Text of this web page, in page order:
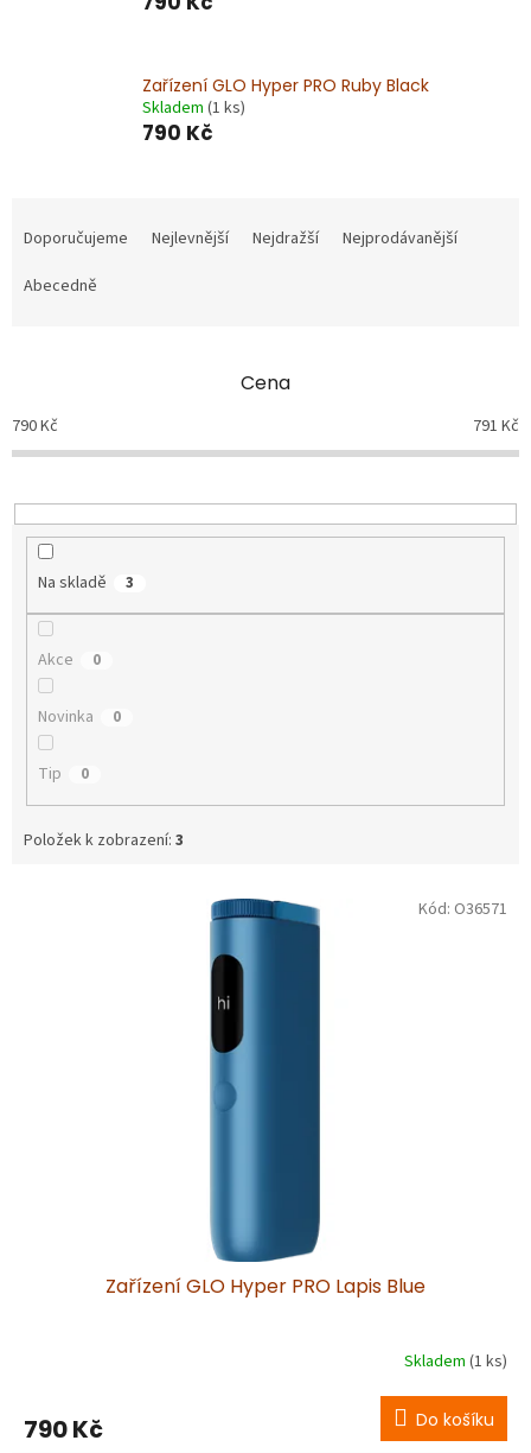
Zařízení GLO Hyper PRO Ruby Black
Skladem (1 ks)
790 Kč
a
e
o
d
k
t
Doporučujeme Nejlevnější Nejdražší
Nejprodávanější
Abecedně
Cena
790Kč 791 Kč
Na skladě 3
Akce 0
Novinka 0
Tip 0
Položek k zobrazení: 3
Zařízení GLO Hyper PRO Lapis Blue
Skladem (1 ks)
790 Kč Do košíku
Kód: O36571